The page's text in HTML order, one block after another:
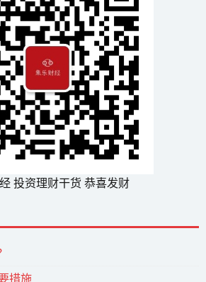
投资理财干货 恭喜发财
措施